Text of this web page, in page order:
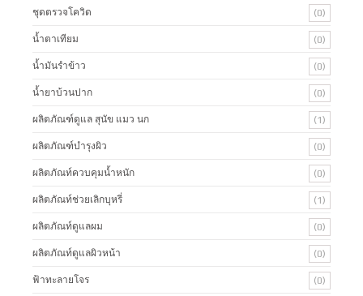
ชุดตรวจโควิด (0)
น้ำตาเทียม (0)
น้ำมันรำข้าว (0)
น้ำยาบ้วนปาก (0)
ผลิตภัณฑ์ดูแล สุนัข แมว นก (1)
ผลิตภัณฑ์บํารุงผิว (0)
ผลิตภัณท์ควบคุมน้ำหนัก (0)
ผลิตภัณท์ช่วยเลิกบุหรี่ (1)
ผลิตภัณท์ดูแลผม (0)
ผลิตภัณท์ดูแลผิวหน้า (0)
ฟ้าทะลายโจร (0)